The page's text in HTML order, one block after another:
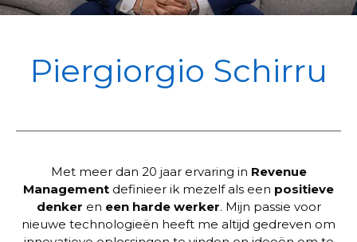
KOR
NOR
Piergiorgio Schirru
Met meer dan 20 jaar ervaring in Revenue
Management definieer ik mezelf als een positieve
denker en een harde werker. Mijn passie voor
nieuwe technologieën heeft me altijd gedreven om